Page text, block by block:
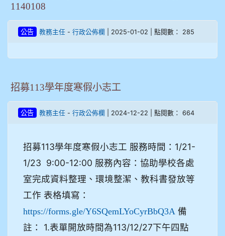
1140108
公告 教務主任- 行政公佈欄 | 2025-01-02 | 點閱數： 285
招募113學年度寒假小志工
公告 教務主任- 行政公佈欄 | 2024-12-22 | 點閱數： 664
招募113學年度寒假小志工 服務時間：1/21-
1/23 9:00-12:00 服務內容：協助學校各處
室完成資料整理、環境整潔、教科書發放等
工作 表格填寫：
https://forms.gle/Y6SQemLYoCyrBbQ3A 備
註： 1.表單開放時間為113/12/27下午四點